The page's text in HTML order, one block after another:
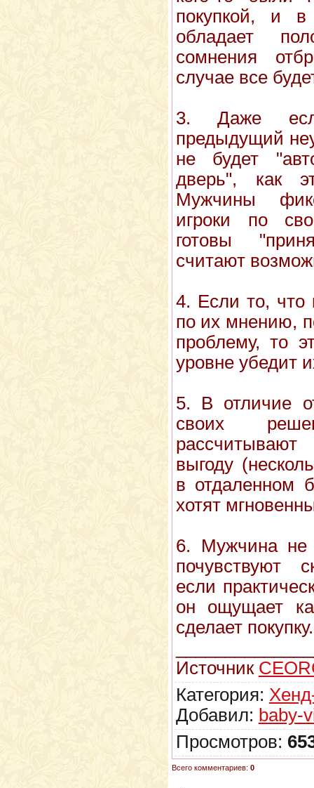
покупкой, и
обладает
сомнения
случае все
3. Даже
предыдущий
не будет
дверь", как
Мужчины
игроки по
готовы
считают
4. Если то, что
по их мнению,
проблему, то
уровне убедит
5. В отличие
своих
выгоду
в отдаленном
хотят
6. Мужчина не
почувствуют
если
он ощущает
сделает покупку.
Источник
Категория:
Добавил: baby-
Просмотров:
Всего комментариев: 0